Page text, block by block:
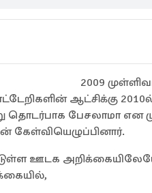
2009
ஆட்சிக்கு
தொடர்பாக பேசலாமா என
கேள்வியெழுப்பினார்.
ஊடக